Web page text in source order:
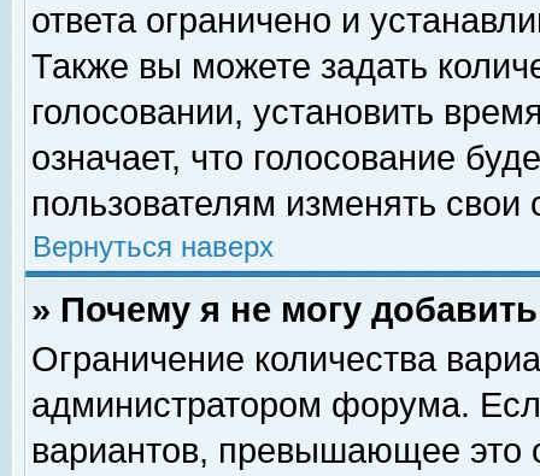
ответа ограничено и
Также вы можете задать
голосовании, установить
означает, что голосование
пользователям изменять свои
Вернуться наверх
» Почему я не могу
Ограничение количества
администратором форума.
вариантов, превышающее это